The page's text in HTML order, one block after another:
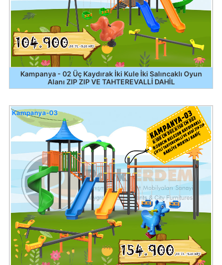
Kampanya - 02 Üç Kaydırak İki Kule İki Salıncaklı Oyun
Alanı ZIP ZIP VE TAHTEREVALLİ DAHİL
Kampanya-03